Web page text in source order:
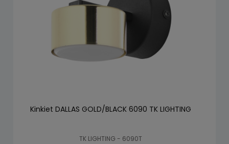
Kinkiet DALLAS GOLD/BLACK 6090 TK LIGHTING
TK LIGHTING - 6090T